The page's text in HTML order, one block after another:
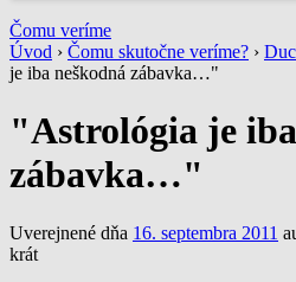
Čomu veríme
Úvod › Čomu skutočne veríme? ›
je iba neškodná zábavka…"
"Astrológia je
zábavka…"
Uverejnené dňa 16. septembra 2011
krát